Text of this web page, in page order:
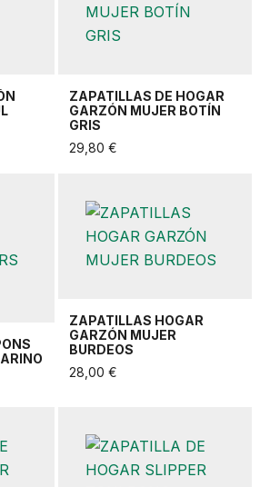
ZAPATILLAS DE HOGAR
GARZÓN MUJER BOTÍN
GRIS
29,80 €
ZAPATILLAS HOGAR
GARZÓN MUJER
BURDEOS
28,00 €